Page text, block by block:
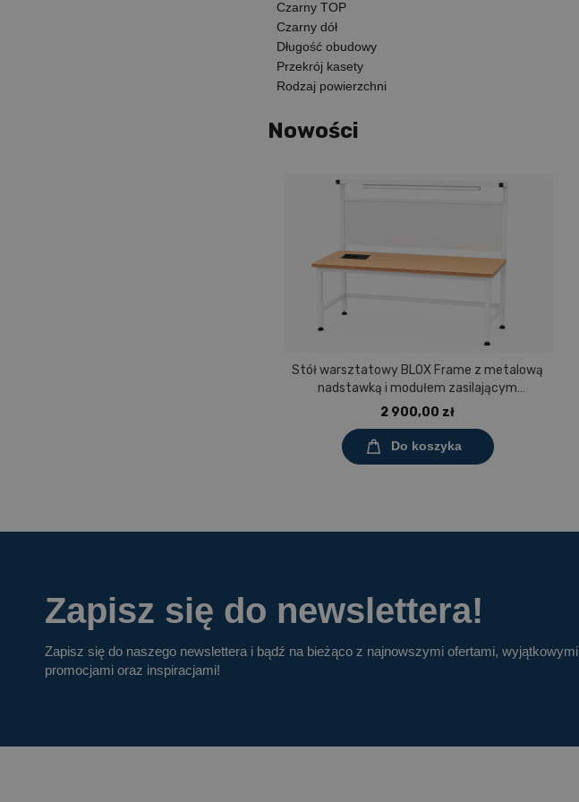
Czarny TOP
Czarny dół
Długość obudowy
Przekrój kasety
Rodzaj powierzchni
Nowości
Stół warsztatowy BLOX Frame z metalową
nadstawką i modułem zasilającym
Prostokąt 1200x600 mm, rozmiar 4-6, blat
2 900,00 zł
Do koszyka
Zapisz się do newslettera!
Zapisz się do naszego newslettera i bądź na bieżąco z najnowszymi ofertami, wyjątkowymi
promocjami oraz inspiracjami!